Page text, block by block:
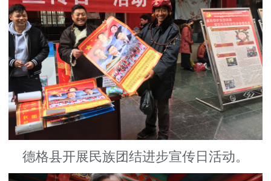
德格县开展民族团结进步宣传日活动。